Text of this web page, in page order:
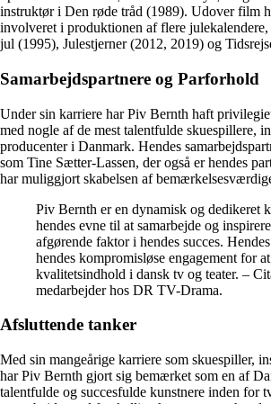
instruktør i Den røde tråd (1989). Udover film
involveret i produktionen af flere
jul (1995), Julestjerner (2012, 2019) og
Samarbejdspartnere og Parforhold
Under sin karriere har Piv Bernth haft
med nogle af de mest talentfulde skuespillere,
producenter i Danmark. Hendes
som Tine Sætter-Lassen, der også er hendes
har muliggjort skabelsen af
Piv Bernth er en dynamisk og dedikeret
hendes evne til at samarbejde og
afgørende faktor i hendes succes.
hendes kompromisløse engagement for
kvalitetsindhold i dansk tv og teater. –
medarbejder hos DR TV-Drama.
Afsluttende tanker
Med sin mangeårige karriere som skuespiller,
har Piv Bernth gjort sig bemærket som en af
talentfulde og succesfulde kunstnere inden for